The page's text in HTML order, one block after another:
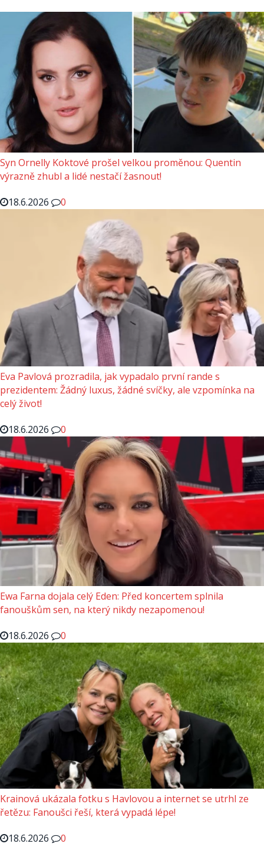
Syn Ornelly Koktové prošel velkou proměnou: Quentin
výrazně zhubl a lidé nestačí žasnout!
18.6.2026
0
Eva Pavlová prozradila, jak vypadalo první rande s
prezidentem: Žádný luxus, žádné svíčky, ale vzpomínka na
celý život!
18.6.2026
0
Ewa Farna dojala celý Eden: Před koncertem splnila
fanouškům sen, na který nikdy nezapomenou!
18.6.2026
0
Krainová ukázala fotku s Havlovou a internet se utrhl ze
řetězu: Fanoušci řeší, která vypadá lépe!
18.6.2026
0